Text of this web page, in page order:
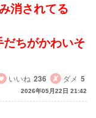
消されてる
ちがかわいそ
いいね 236 ダメ 5
2026年05月22日 21:42